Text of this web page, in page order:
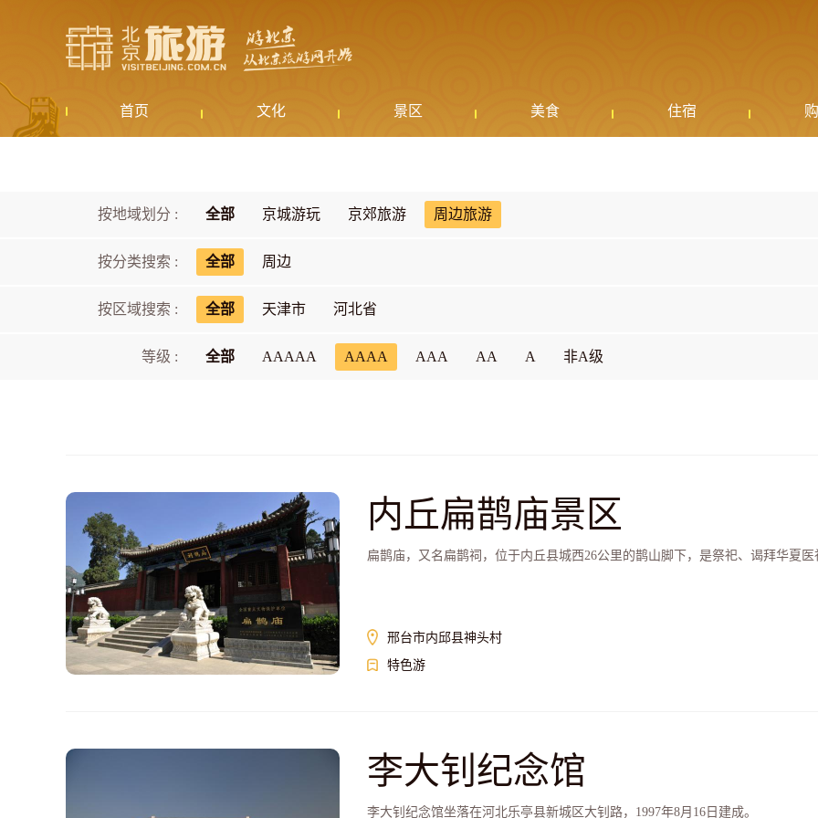
首页 文化 景区 美食 住宿
按地域划分 : 全部 京城游玩 京郊旅游 周边旅游
按分类搜索 : 全部 周边
按区域搜索 : 全部 天津市 河北省
等级 : 全部 AAAAA AAAA AAA AA A 非A级
内丘扁鹊庙景区
扁鹊庙，又名扁鹊祠，位于内丘县城西26公里的鹊山脚下，是祭祀、谒拜华夏医
邢台市内邱县神头村
特色游
李大钊纪念馆
李大钊纪念馆坐落在河北乐亭县新城区大钊路，1997年8月16日建成。